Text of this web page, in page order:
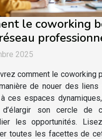
le coworking
2025
comment le coworking
de nouer des liens
à ces espaces
son cercle de
les opportunités.
toutes les facettes de